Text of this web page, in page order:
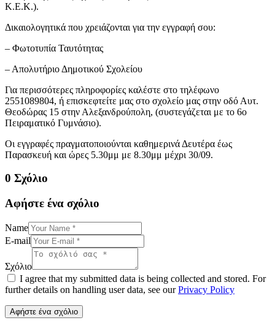
Κ.Ε.Κ.).
Δικαιολογητικά που χρειάζονται για την εγγραφή σου:
– Φωτοτυπία Ταυτότητας
– Απολυτήριο Δημοτικού Σχολείου
Για περισσότερες πληροφορίες καλέστε στο τηλέφωνο
2551089804, ή επισκεφτείτε μας στο σχολείο μας στην οδό Αυτ.
Θεοδώρας 15 στην Αλεξανδρούπολη, (συστεγάζεται με το 6ο
Πειραματικό Γυμνάσιο).
Οι εγγραφές πραγματοποιούνται καθημερινά Δευτέρα έως
Παρασκευή και ώρες 5.30μμ με 8.30μμ μέχρι 30/09.
0 Σχόλιο
Αφήστε ένα σχόλιο
Name
E-mail
Σχόλιο
I agree that my submitted data is being collected and stored. For
further details on handling user data, see ourPrivacy Policy